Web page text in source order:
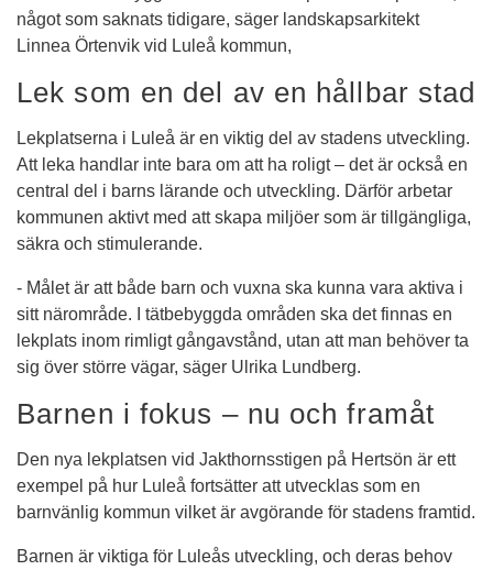
något som saknats tidigare, säger landskapsarkitekt
Linnea Örtenvik vid Luleå kommun,
Lek som en del av en hållbar stad
Lekplatserna i Luleå är en viktig del av stadens utveckling.
Att leka handlar inte bara om att ha roligt – det är också en
central del i barns lärande och utveckling. Därför arbetar
kommunen aktivt med att skapa miljöer som är tillgängliga,
säkra och stimulerande.
- Målet är att både barn och vuxna ska kunna vara aktiva i
sitt närområde. I tätbebyggda områden ska det finnas en
lekplats inom rimligt gångavstånd, utan att man behöver ta
sig över större vägar, säger Ulrika Lundberg.
Barnen i fokus – nu och framåt
Den nya lekplatsen vid Jakthornsstigen på Hertsön är ett
exempel på hur Luleå fortsätter att utvecklas som en
barnvänlig kommun vilket är avgörande för stadens framtid.
Barnen är viktiga för Luleås utveckling, och deras behov